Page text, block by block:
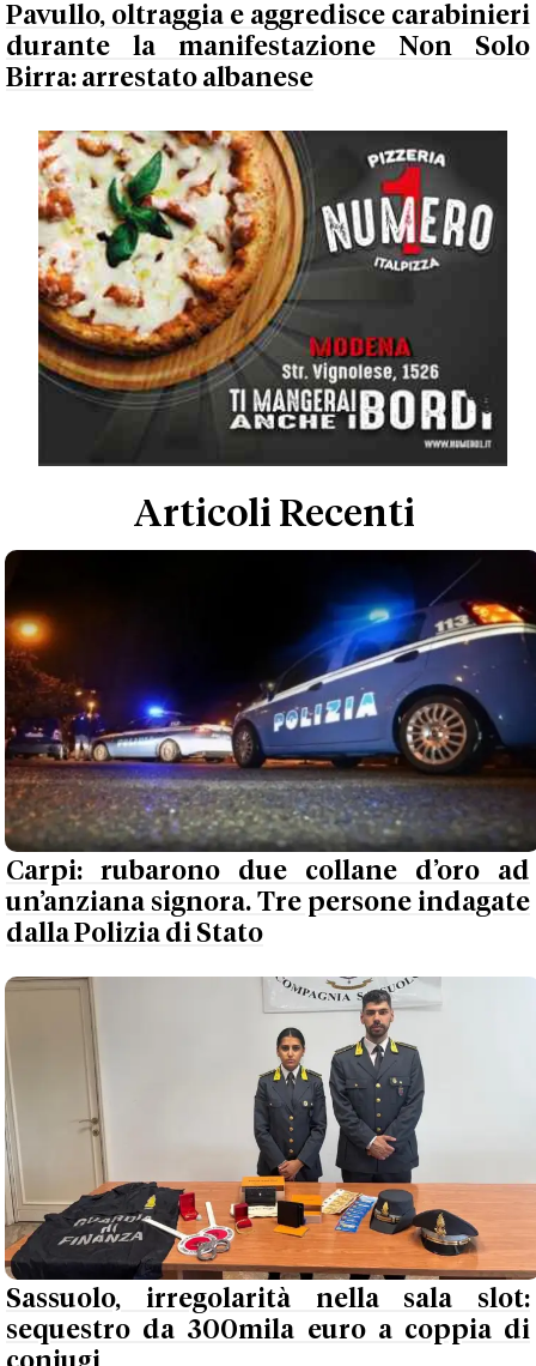
Pavullo, oltraggia e aggredisce carabinieri
durante la manifestazione Non Solo
Birra: arrestato albanese
Articoli Recenti
Carpi: rubarono due collane d’oro ad
un’anziana signora. Tre persone indagate
dalla Polizia di Stato
Sassuolo, irregolarità nella sala slot:
sequestro da 300mila euro a coppia di